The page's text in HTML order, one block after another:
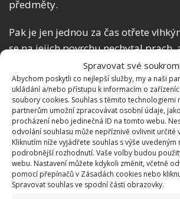
Spravovat své
Abychom poskytli co nejlepší služby, my a naši
ukládání a/nebo přístupu k informacím o
soubory cookies. Souhlas s těmito technologiemi
partnerům umožní zpracovávat osobní údaje,
procházení nebo jedinečná ID na tomto webu.
odvolání souhlasu může nepříznivě ovlivnit určité
Kliknutím níže vyjádřete souhlas s výše
podrobnější rozhodnutí. Vaše volby budou
webu. Nastavení můžete kdykoli změnit, včetně
pomocí přepínačů v Zásadách cookies nebo
Spravovat souhlas ve spodní části obrazovky.
předměty.
Pak je jen jednou za čas otřete
se na jejich povrchu nechytal prach,
domě nebo klidně bytě nádhernou a
dekoraci.
Vybavení na zahradu
Struhadlo nemusí být jen dekorací
Jakmile se tento kuchyňský kousek
nepoužitelným, můžete jej využít
zahradu. Květiny se propletou skrze